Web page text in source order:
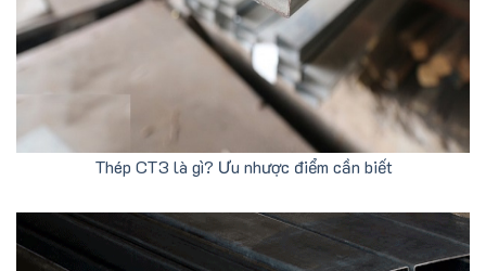
Thép CT3 là gì? Ưu nhược điểm cần biết